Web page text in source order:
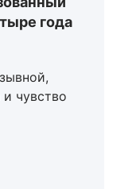
года
чувство